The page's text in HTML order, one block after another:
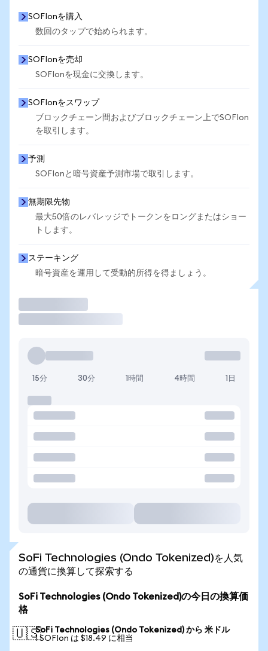
SOFIonを購入
数回のタップで始められます。
SOFIonを売却
SOFIonを現金に交換します。
SOFIonをスワップ
ブロックチェーン間およびブロックチェーン上でSOFIon
を取引します。
予測
SOFIonと暗号資産予測市場で取引します。
無期限先物
最大50倍のレバレッジでトークンをロングまたはショー
トします。
ステーキング
暗号資産を運用して受動的所得を得ましょう。
15分 30分 1時間 4時間 1日
SoFi Technologies (Ondo Tokenized)を人気
の通貨に換算して探索する
SoFi Technologies (Ondo Tokenized)の今日の換算価
格
🇺🇸SoFi Technologies (Ondo Tokenized) から 米ドル
1 SOFIon は $18.49 に相当